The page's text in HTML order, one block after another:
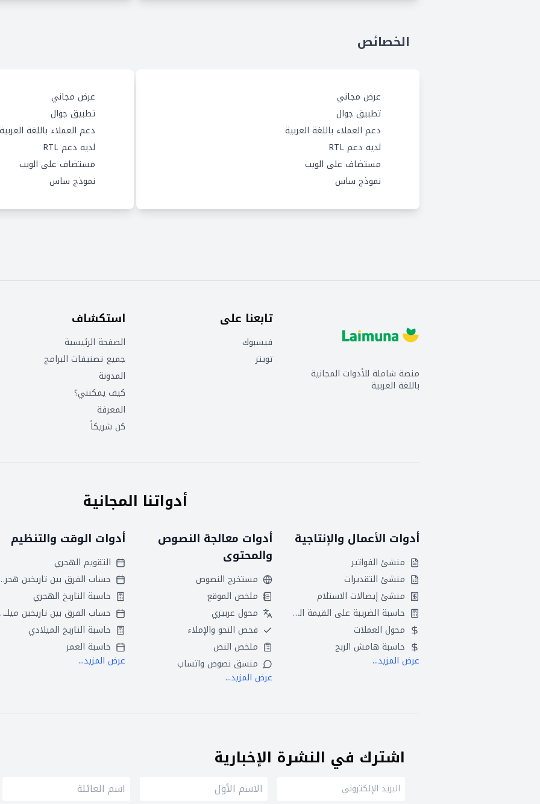
الخصائص
عرض مجاني
تطبيق جوال
دعم العملاء باللغة العربية
لديه دعم RTL
مستضاف على الويب
نموذج ساس
عرض مجاني
تطبيق جوال
دعم العملاء باللغة العربية
لديه دعم RTL
مستضاف على الويب
نموذج ساس
منصة شاملة للأدوات المجانية
باللغة العربية
تابعنا على
فيسبوك
تويتر
استكشاف
الصفحة الرئيسية
جميع تصنيفات البرامج
المدونة
كيف يمكنني؟
المعرفة
كن شريكاً
أدواتنا المجانية
أدوات الأعمال والإنتاجية
منشئ الفواتير
منشئ التقديرات
منشئ إيصالات الاستلام
حاسبة الضريبة على القيمة المضافة
محول العملات
حاسبة هامش الربح
عرض المزيد...
أدوات معالجة النصوص
والمحتوى
مستخرج النصوص
ملخص الموقع
محول عربيزي
فحص النحو والإملاء
ملخص النص
منسق نصوص واتساب
عرض المزيد...
أدوات الوقت والتنظيم
التقويم الهجري
حساب الفرق
حاسبة التاريخ الهجري
حساب الفرق بين تاريخين ميلاديين
حاسبة التاريخ الميلادي
حاسبة العمر
عرض المزيد...
اشترك في النشرة الإخبارية